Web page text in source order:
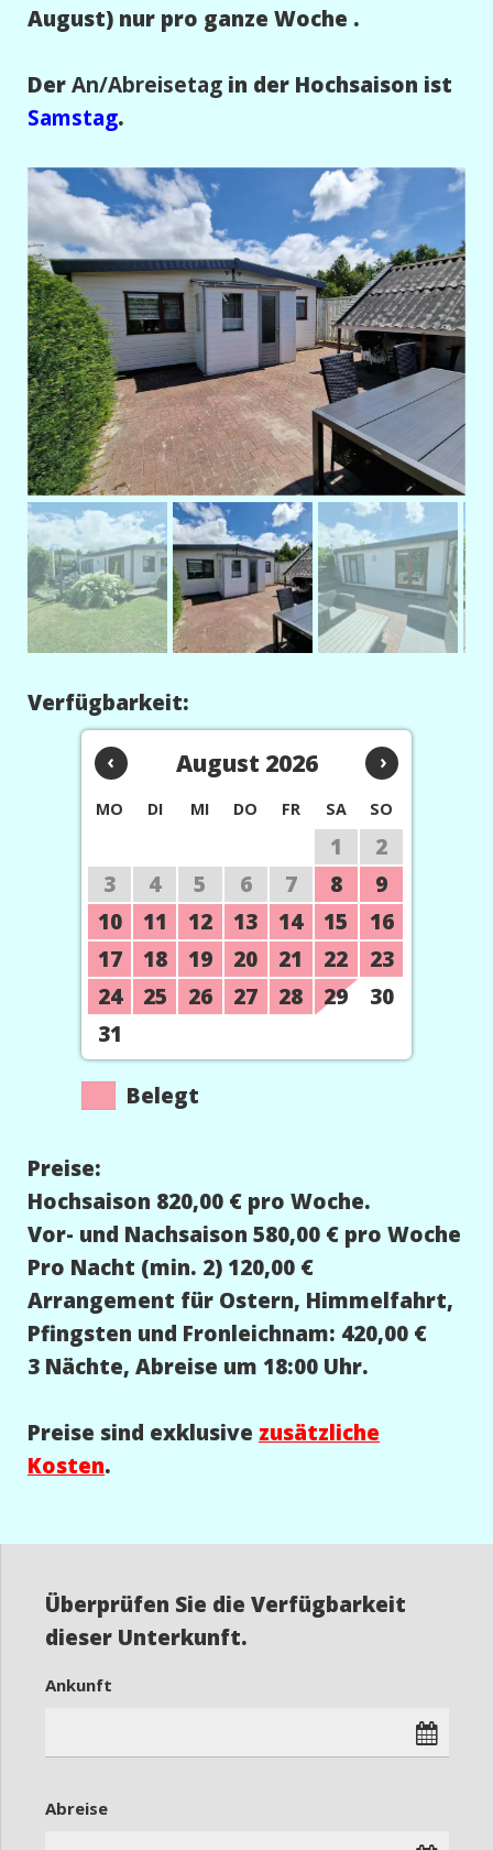
August) nur pro ganze Woche .
DerAn/Abreisetag in der Hochsaison ist
Samstag.
Verfügbarkeit:
‹ ›
August 2026
MO DI MI DO FR SA SO
1
2
3
4 5 6 7 8
9
10
11 12 13 14 15
16
17
18 19 20 21 22
23
24
25 26 27 28 29
30
31
Belegt
Preise:
Hochsaison 820,00 € pro Woche.
Vor- und Nachsaison 580,00 € pro Woche
Pro Nacht (min. 2) 120,00 €
Arrangement für Ostern, Himmelfahrt,
Pfingsten und Fronleichnam: 420,00 €
3 Nächte, Abreise um 18:00 Uhr.
Preise sind exklusive zusätzliche
Kosten.
Überprüfen Sie die Verfügbarkeit
dieser Unterkunft.
Ankunft
Abreise